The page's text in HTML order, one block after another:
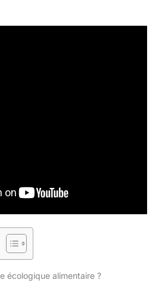
écologique alimentaire ?